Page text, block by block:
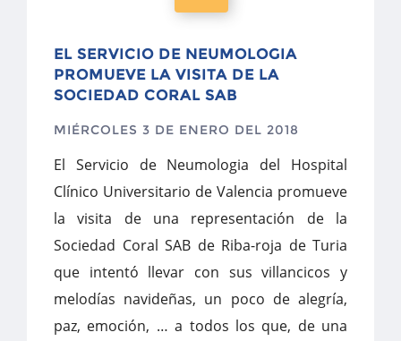
EL SERVICIO DE NEUMOLOGIA
PROMUEVE LA VISITA DE LA
SOCIEDAD CORAL SAB
MIÉRCOLES 3 DE ENERO DEL 2018
El Servicio de Neumologia del Hospital
Clínico Universitario de Valencia promueve
la visita de una representación de la
Sociedad Coral SAB de Riba-roja de Turia
que intentó llevar con sus villancicos y
melodías navideñas, un poco de alegría,
paz, emoción, … a todos los que, de una